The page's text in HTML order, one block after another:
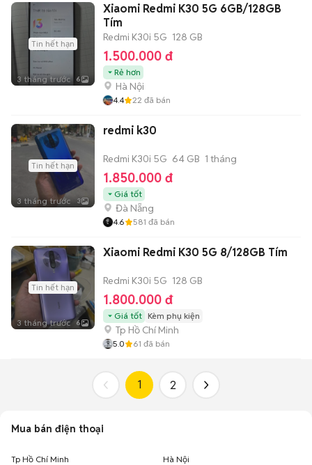
Tin hết hạn
3 tháng trước 6
Xiaomi Redmi K30 5G 6GB/128GB
Tím
Redmi K30i 5G 128 GB
1.500.000 đ
Rẻ hơn
Hà Nội
4.4 22 đã bán
Tin hết hạn
3 tháng trước 3
redmi k30
Redmi K30i 5G 64 GB 1 tháng
1.850.000 đ
Giá tốt
Đà Nẵng
4.6 581 đã bán
Tin hết hạn
3 tháng trước 6
Xiaomi Redmi K30 5G 8/128GB Tím
Redmi K30i 5G 128 GB
1.800.000 đ
Giá tốt Kèm phụ kiện
Tp Hồ Chí Minh
5.0 61 đã bán
1 2
Mua bán điện thoại
Tp Hồ Chí Minh Hà Nội